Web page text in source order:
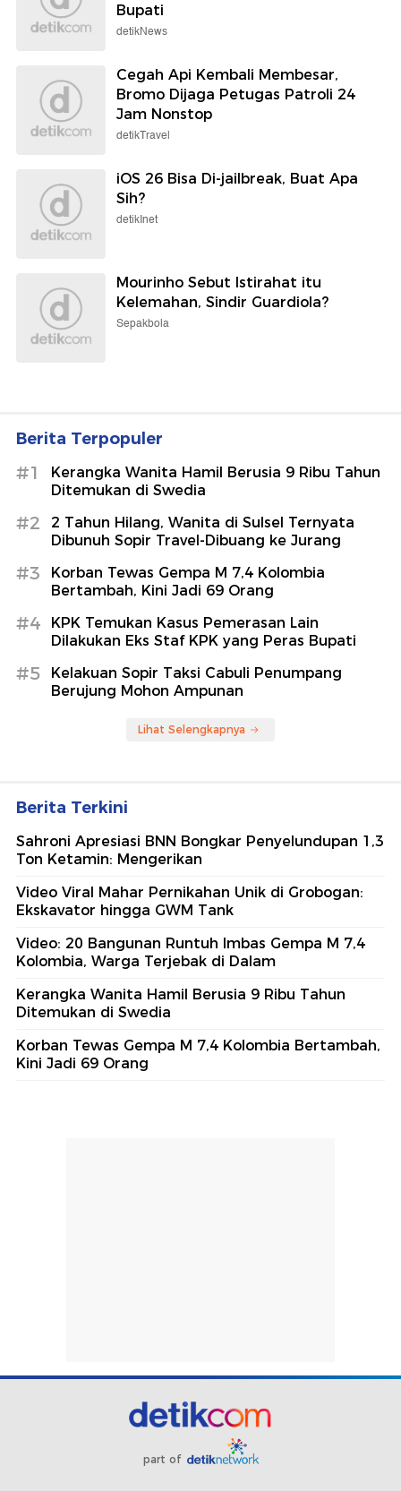
Bupati
detikNews
Cegah Api Kembali Membesar,
Bromo Dijaga Petugas Patroli 24
Jam Nonstop
detikTravel
iOS 26 Bisa Di-jailbreak, Buat Apa
Sih?
detikInet
Mourinho Sebut Istirahat itu
Kelemahan, Sindir Guardiola?
Sepakbola
Berita Terpopuler
#1
Kerangka Wanita Hamil Berusia 9 Ribu Tahun
Ditemukan di Swedia
#2
2 Tahun Hilang, Wanita di Sulsel Ternyata
Dibunuh Sopir Travel-Dibuang ke Jurang
#3
Korban Tewas Gempa M 7,4 Kolombia
Bertambah, Kini Jadi 69 Orang
#4
KPK Temukan Kasus Pemerasan Lain
Dilakukan Eks Staf KPK yang Peras Bupati
#5
Kelakuan Sopir Taksi Cabuli Penumpang
Berujung Mohon Ampunan
Lihat Selengkapnya
Berita Terkini
Sahroni Apresiasi BNN Bongkar Penyelundupan 1,3
Ton Ketamin: Mengerikan
Video Viral Mahar Pernikahan Unik di Grobogan:
Ekskavator hingga GWM Tank
Video: 20 Bangunan Runtuh Imbas Gempa M 7,4
Kolombia, Warga Terjebak di Dalam
Kerangka Wanita Hamil Berusia 9 Ribu Tahun
Ditemukan di Swedia
Korban Tewas Gempa M 7,4 Kolombia Bertambah,
Kini Jadi 69 Orang
part of